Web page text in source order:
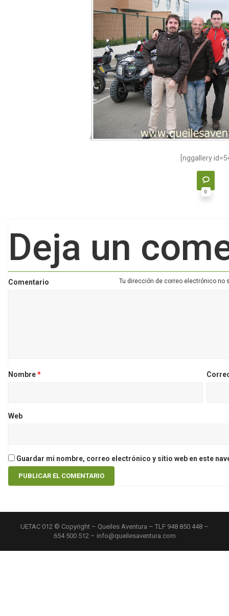
[nggallery
0
Deja un
Tu dirección de correo electrónico no
Comentario
Nombre*
Web
Guardar mi nombre, correo electrónico y sitio web en este
UETAC 012 © Copyright – Queiles Aventura – TLF 948 850 448 –
654 500 512 – info@queilesaventura.com